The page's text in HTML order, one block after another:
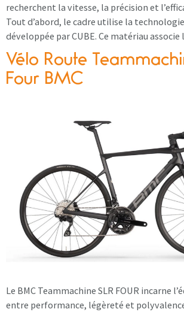
recherchent la vitesse, la précision et
Tout d’abord, le cadre utilise la technologie
développée par CUBE. Ce matériau
Vélo Route
Four BMC
Le BMC Teammachine SLR FOUR incarne
entre performance, légèreté et